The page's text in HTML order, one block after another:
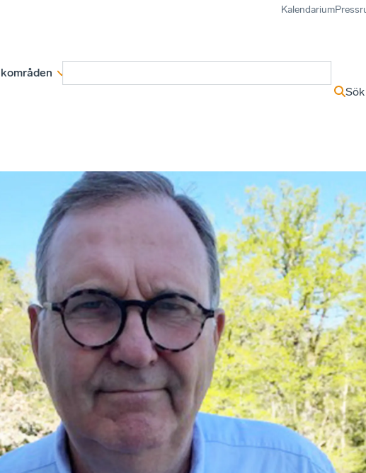
Kalendarium